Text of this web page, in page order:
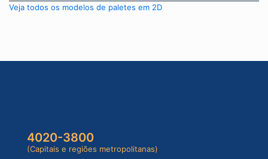
Veja todos os modelos de paletes em 2D
4020-3800
(Capitais e regiões metropolitanas)